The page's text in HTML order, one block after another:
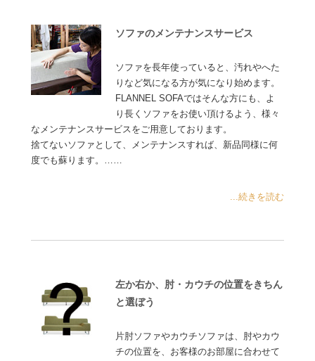
ソファのメンテナンスサービス
ソファを長年使っていると、汚れやへた
りなど気になる方が気になり始めます。
FLANNEL SOFAではそんな方にも、よ
り長くソファをお使い頂けるよう、様々
なメンテナンスサービスをご用意しております。
捨てないソファとして、メンテナンスすれば、新品同様に何
度でも蘇ります。……
...続きを読む
左か右か、肘・カウチの位置をきちん
と選ぼう
片肘ソファやカウチソファは、肘やカウ
チの位置を、お客様のお部屋に合わせて